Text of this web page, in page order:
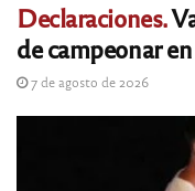
Declaraciones.
de campeonar
7 de agosto de 2026